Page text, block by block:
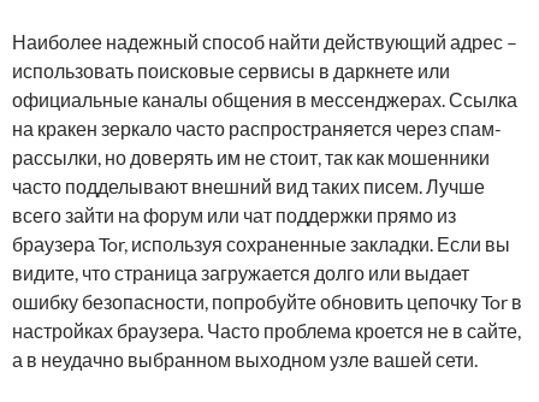
Наиболее надежный способ найти действующий адрес –
использовать поисковые сервисы в даркнете или
официальные каналы общения в мессенджерах. Ссылка
на кракен зеркало часто распространяется через спам-
рассылки, но доверять им не стоит, так как мошенники
часто подделывают внешний вид таких писем. Лучше
всего зайти на форум или чат поддержки прямо из
браузера Tor, используя сохраненные закладки. Если вы
видите, что страница загружается долго или выдает
ошибку безопасности, попробуйте обновить цепочку Tor в
настройках браузера. Часто проблема кроется не в сайте,
а в неудачно выбранном выходном узле вашей сети.